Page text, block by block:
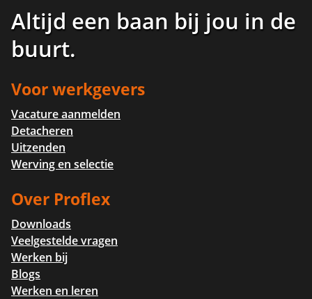
Altijd een baan bij jou in de
buurt.
Voor werkgevers
Vacature aanmelden
Detacheren
Uitzenden
Werving en selectie
Over Proflex
Downloads
Veelgestelde vragen
Werken bij
Blogs
Werken en leren